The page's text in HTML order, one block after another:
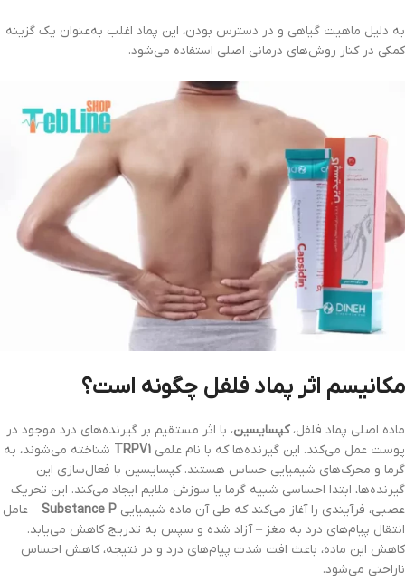
به دلیل ماهیت گیاهی و در دسترس بودن، این پماد اغلب به‌عنوان یک گزینه
کمکی در کنار روش‌های درمانی اصلی استفاده می‌شود.
مکانیسم اثر پماد فلفل چگونه است؟
ماده اصلی پماد فلفل،کپسایسین، با اثر مستقیم بر گیرنده‌های درد موجود در
پوست عمل می‌کند. این گیرنده‌ها که با نام علمی TRPV1 شناخته می‌شوند، به
گرما و محرک‌های شیمیایی حساس هستند. کپسایسین با فعال‌سازی این
گیرنده‌ها، ابتدا احساسی شبیه گرما یا سوزش ملایم ایجاد می‌کند. این تحریک
عصبی، فرآیندی را آغاز می‌کند که طی آن ماده شیمیایی Substance P – عامل
انتقال پیام‌های درد به مغز – آزاد شده و سپس به تدریج کاهش می‌یابد.
کاهش این ماده، باعث افت شدت پیام‌های درد و در نتیجه، کاهش احساس
ناراحتی می‌شود.